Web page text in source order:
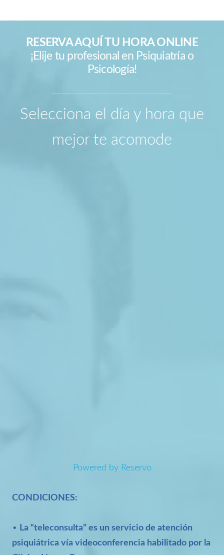
Resonancia magnética
RESERVA AQUÍ TU HORA ONLINE
¡Elije tu profesional en Psiquiatría o
Psicología!
Selecciona el día y hora que
mejor te acomode
Powered by Reservo
CONDICIONES:
•
La “teleconsulta” es un servicio de atención
psiquiátrica vía videoconferencia habilitado por la